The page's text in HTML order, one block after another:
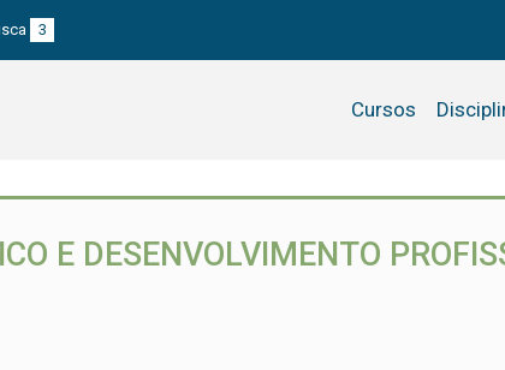
3
Cursos
E DESENVOLVIMENTO